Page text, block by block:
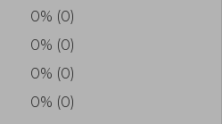
0% (0)
0% (0)
0% (0)
0% (0)